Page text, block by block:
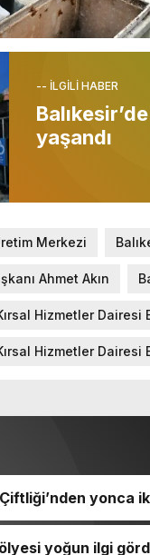
-- İLGİLİ HABER
yaşandı
Merkezi
Ahmet Akın
Hizmetler Dairesi
Hizmetler Dairesi
yonca
yoğun ilgi